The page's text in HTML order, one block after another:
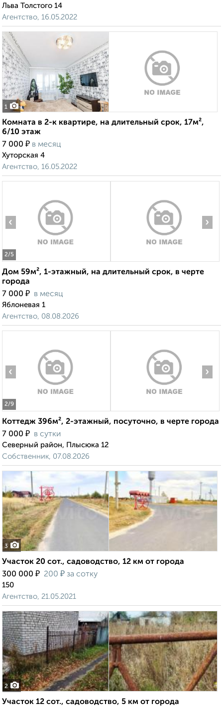
Льва Толстого 14
Агентство, 16.05.2022
1
Комната в 2-к квартире, на длительный срок, 17м²,
6/10 этаж
7 000 ₽ в месяц
Хуторская 4
Агентство, 16.05.2022
2/5
‹ ›
Дом 59м², 1-этажный, на длительный срок, в черте
города
7 000 ₽ в месяц
Яблоневая 1
Агентство, 08.08.2026
2/9
‹ ›
Коттедж 396м², 2-этажный, посуточно, в черте города
7 000 ₽ в сутки
Северный район, Плысюка 12
Собственник, 07.08.2026
3
Участок 20 сот., садоводство, 12 км от города
300 000 ₽ 200 ₽ за сотку
150
Агентство, 21.05.2021
2
Участок 12 сот., садоводство, 5 км от города